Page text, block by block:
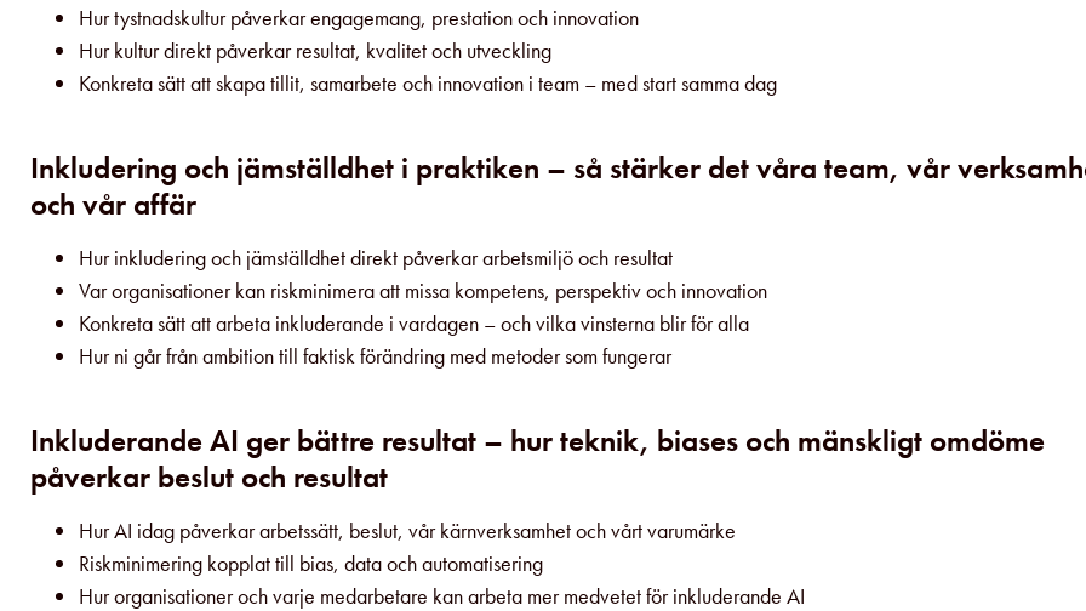
Hur tystnadskultur påverkar engagemang, prestation och innovation
Hur kultur direkt påverkar resultat, kvalitet och utveckling
Konkreta sätt att skapa tillit, samarbete och innovation i team – med start samma dag
Inkludering och jämställdhet i praktiken – så stärker det våra team, vår
och vår affär
Hur inkludering och jämställdhet direkt påverkar arbetsmiljö och resultat
Var organisationer kan riskminimera att missa kompetens, perspektiv och innovation
Konkreta sätt att arbeta inkluderande i vardagen – och vilka vinsterna blir för alla
Hur ni går från ambition till faktisk förändring med metoder som fungerar
Inkluderande AI ger bättre resultat – hur teknik, biases och mänskligt omdöme
påverkar beslut och resultat
Hur AI idag påverkar arbetssätt, beslut, vår kärnverksamhet och vårt varumärke
Riskminimering kopplat till bias, data och automatisering
Hur organisationer och varje medarbetare kan arbeta mer medvetet för inkluderande AI